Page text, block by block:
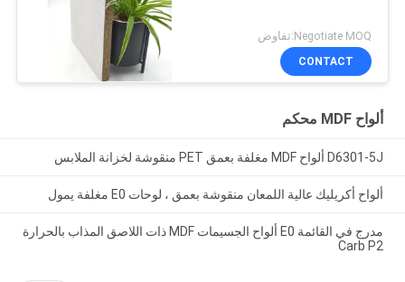
Negotiate MOQ:تفاوض
CONTACT
ألواح MDF محكم
D6301-5J ألواح MDF مغلفة بعمق PET منقوشة لخزانة الملابس
ألواح أكريليك عالية اللمعان منقوشة بعمق ، لوحات E0 مغلفة يمول
مدرج في القائمة E0 ألواح الجسيمات MDF ذات اللاصق المذاب بالحرارة
Carb P2